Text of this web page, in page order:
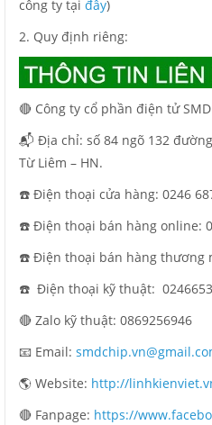
công ty tại đây)
2. Quy định riêng:
🔴 Công ty cổ phần điện tử SMD
📬 Địa chỉ: số 84 ngõ 132
Từ Liêm – HN.
☎️ Điện thoại cửa hàng: 0246
☎️ Điện thoại bán hàng online:
☎️ Điện thoại bán hàng thương
☎️ Điện thoại kỹ thuật:
🔴 Zalo kỹ thuật: 0869256946
📧 Email:
🌎 Website: http://
🔴 Fanpage: https://